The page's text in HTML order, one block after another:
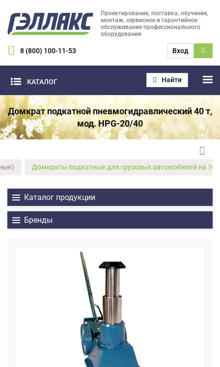
Проектирование, поставка, обучение,
монтаж, сервисное и гарантийное
обслуживание профессионального
оборудования
8 (800) 100-11-53 Вход
КАТАЛОГ Найти
Домкрат подкатной пневмогидравлический 40 т,
мод. HPG-20/40
Домкраты подкатные для грузовых автомобилей на 10
Каталог продукции
Бренды